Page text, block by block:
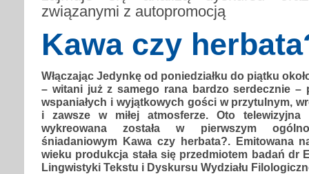
związanymi z autopromocją
Kawa czy
Włączając Jedynkę od poniedziałku do piątku
– witani już z samego rana bardzo serdecznie –
wspaniałych i wyjątkowych gości w przytulnym,
i zawsze w miłej atmosferze. Oto telewizyjna
wykreowana została w pierwszym
śniadaniowym Kawa czy herbata?. Emitowana
wieku produkcja stała się przedmiotem badań dr
Lingwistyki Tekstu i Dyskursu Wydziału